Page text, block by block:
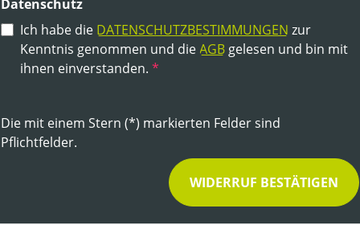
Datenschutz
Ich habe die DATENSCHUTZBESTIMMUNGEN zur
Kenntnis genommen und die AGB gelesen und bin mit
ihnen einverstanden. *
Die mit einem Stern (*) markierten Felder sind
Pflichtfelder.
WIDERRUF BESTÄTIGEN